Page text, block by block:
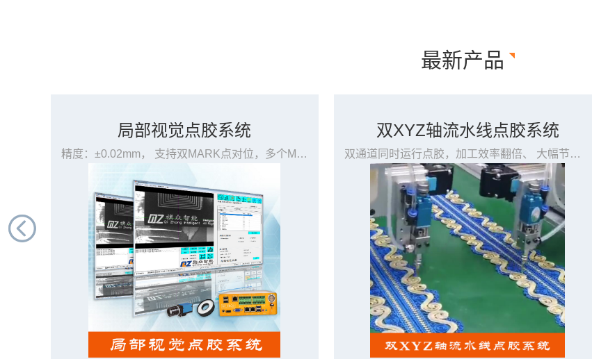
最新产品
局部视觉点胶系统
精度：±0.02mm， 支持双MARK点对位，多个MARK点对位、 无需二次开发，人性化软件界面，所见即所得，易学易用、 支持阵列、旋转、镜像、复制、批量与自定义编辑一应俱全、 适用设备： 3轴、4轴桌面点胶机（R轴旋转）、在线式点胶机、
双XYZ轴流水线点胶系统
双通道同时运行点胶，加工效率翻倍、 大幅节约成本，一套系统即可实现双倍功能与效率、 每个通道可单独设置文件参数，支持加工不同文件，操作灵活且简便、 省时省力，用户只需安装调试一套系统，无需做重复工作、